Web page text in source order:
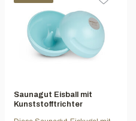
Saunagut Eisball mit
Kunststofftrichter